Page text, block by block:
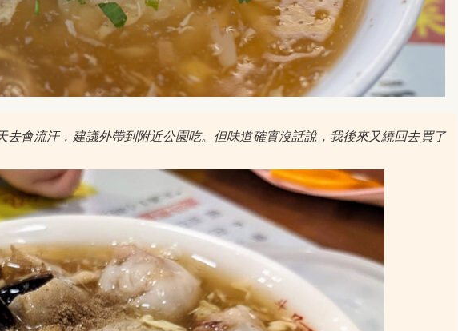
去會流汗，建議外帶到附近公園吃。但味道確實沒話說，我後來又繞回去買了